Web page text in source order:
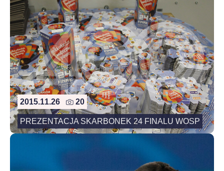
2015.11.26 20
PREZENTACJA SKARBONEK 24 FINALU WOSP